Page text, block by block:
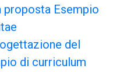
proposta Esempio
del
di curriculum